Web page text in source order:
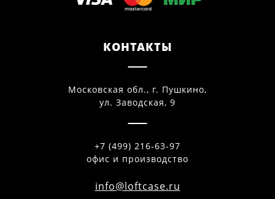
КОНТАКТЫ
Московская обл., г. Пушкино,
ул. Заводская, 9
+7 (499) 216-63-97
офис и производство
info@loftcase.ru